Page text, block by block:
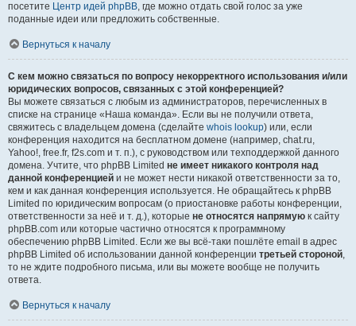
посетите Центр идей phpBB, где можно отдать свой голос за уже
поданные идеи или предложить собственные.
Вернуться к началу
С кем можно связаться по вопросу некорректного использования и/или
юридических вопросов, связанных с этой конференцией?
Вы можете связаться с любым из администраторов, перечисленных в
списке на странице «Наша команда». Если вы не получили ответа,
свяжитесь с владельцем домена (сделайте whois lookup) или, если
конференция находится на бесплатном домене (например, chat.ru,
Yahoo!, free.fr, f2s.com и т. п.), с руководством или техподдержкой данного
домена. Учтите, что phpBB Limited не имеет никакого контроля над
данной конференцией и не может нести никакой ответственности за то,
кем и как данная конференция используется. Не обращайтесь к phpBB
Limited по юридическим вопросам (о приостановке работы конференции,
ответственности за неё и т. д.), которые не относятся напрямую к сайту
phpBB.com или которые частично относятся к программному
обеспечению phpBB Limited. Если же вы всё-таки пошлёте email в адрес
phpBB Limited об использовании данной конференции третьей стороной,
то не ждите подробного письма, или вы можете вообще не получить
ответа.
Вернуться к началу